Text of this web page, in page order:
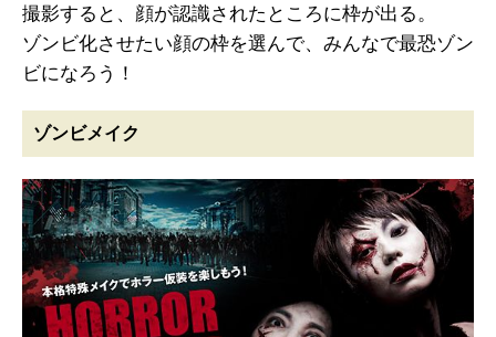
撮影すると、顔が認識されたところに枠が出る。
ゾンビ化させたい顔の枠を選んで、みんなで最恐ゾン
ビになろう！
ゾンビメイク